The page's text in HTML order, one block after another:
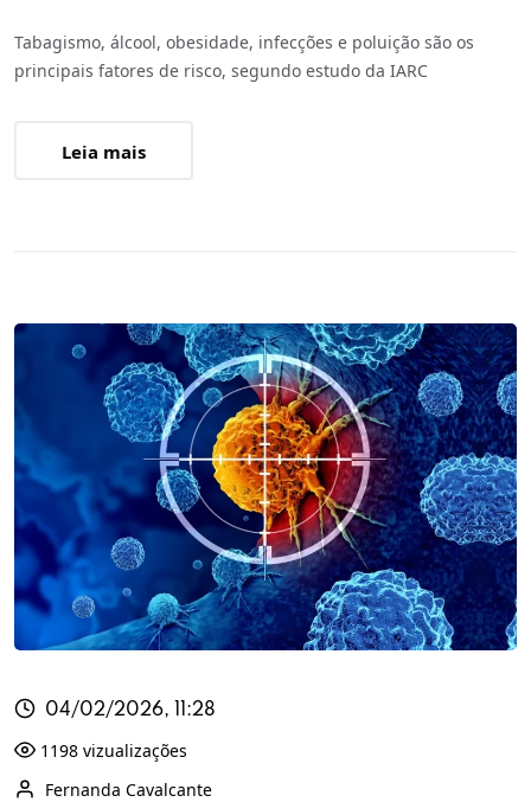
Tabagismo, álcool, obesidade, infecções e poluição são os
principais fatores de risco, segundo estudo da IARC
Leia mais
04/02/2026, 11:28
1198 vizualizações
Fernanda Cavalcante